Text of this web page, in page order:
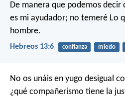
De manera que podemos
es mi ayudador; no temeré Lo
hombre.
Hebreos 13:6 confianza miedo
No os unáis en yugo desigual
¿qué compañerismo tiene la